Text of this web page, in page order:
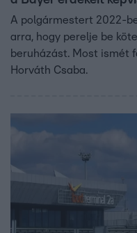
A polgármestert 2022-
arra, hogy perelje be
beruházást. Most ismét
Horváth Csaba.